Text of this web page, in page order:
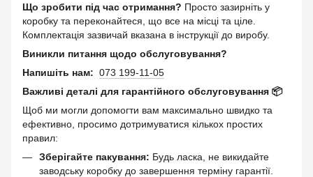
Що зробити під час отримання? Просто зазирніть у
коробку та переконайтеся, що все на місці та ціле.
Комплектація зазвичай вказана в інструкції до виробу.
Виникли питання щодо обслуговування?
Напишіть нам: 073 199-11-05
Важливі деталі для гарантійного обслуговування 📦
Щоб ми могли допомогти вам максимально швидко та
ефективно, просимо дотримуватися кількох простих
правил:
Зберігайте пакування: Будь ласка, не викидайте
заводську коробку до завершення терміну гарантії.